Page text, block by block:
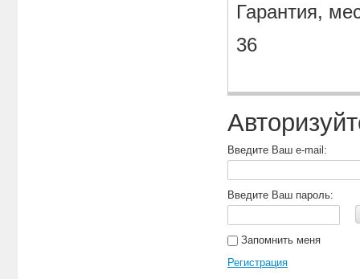
Гарантия,
36
Введите Ваш e-mail:
Введите Ваш пароль:
Запомнить меня
Регистрация